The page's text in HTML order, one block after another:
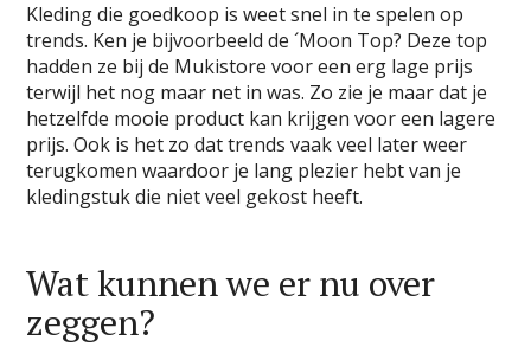
Kleding die goedkoop is weet snel in te spelen op
trends. Ken je bijvoorbeeld de ´Moon Top? Deze top
hadden ze bij de Mukistore voor een erg lage prijs
terwijl het nog maar net in was. Zo zie je maar dat je
hetzelfde mooie product kan krijgen voor een lagere
prijs. Ook is het zo dat trends vaak veel later weer
terugkomen waardoor je lang plezier hebt van je
kledingstuk die niet veel gekost heeft.
Wat kunnen we er nu over
zeggen?